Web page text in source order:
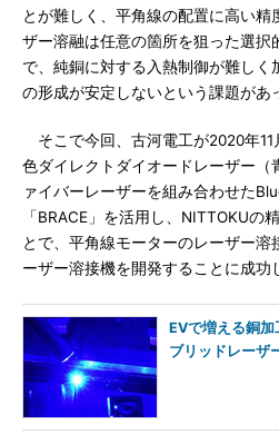
とが難しく、平角線の配置に高い
ザー溶融は任意の箇所を狙った選択
で、純銅に対する入熱制御が難し
の形成が安定しないという課題があ
そこで今回、古河電工が2020年11
色ダイレクトダイオードレーザー（
ァイバーレーザーを組み合わせた
「BRACE」を活用し、NITTOKUの
とで、平角線モーターのレーザー
ーザー溶接機を開発することに成功
EVで増える銅
ブリッドレーザ